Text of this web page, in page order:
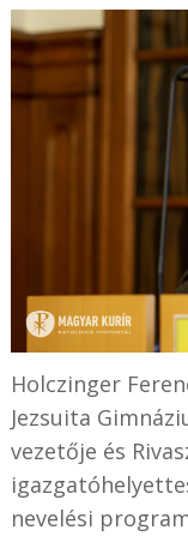
Holczinger
Jezsuita
vezetője és
nevelési